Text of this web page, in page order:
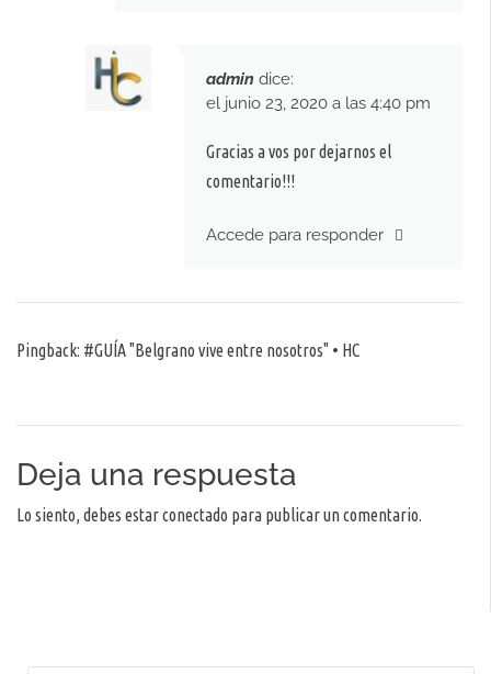
admin dice:
el junio 23, 2020 a las 4:40 pm
Gracias a vos por dejarnos el
comentario!!!
Accede para responder
Pingback: #GUÍA "Belgrano vive entre nosotros" • HC
Deja una respuesta
Lo siento, debes estarconectado para publicar un comentario.